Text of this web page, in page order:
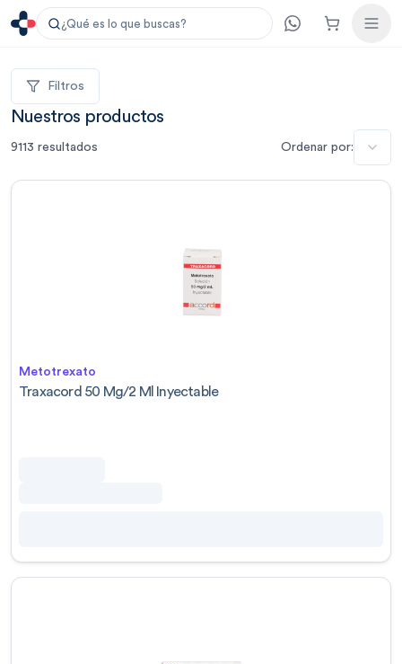
¿Qué es lo que buscas?
Filtros
Nuestros productos
9113 resultados Ordenar por:
Metotrexato
Traxacord 50 Mg/2 Ml Inyectable